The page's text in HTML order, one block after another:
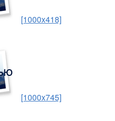
[1000x418]
[1000x745]